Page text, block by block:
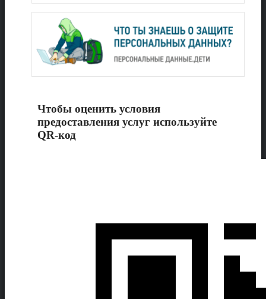
Чтобы оценить условия
предоставления услуг используйте
QR-код